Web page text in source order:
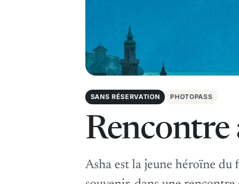
SANS RÉSERVATION PHOTOPASS
Rencontre
Asha est la jeune héroïne du